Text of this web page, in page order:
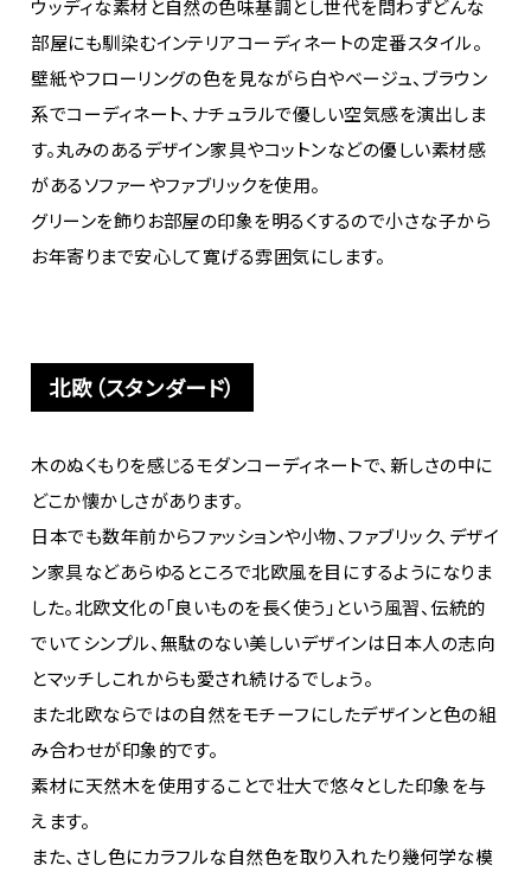
ウッディな素材と自然の色味基調とし世代を問わずどんな
部屋にも馴染むインテリアコーディネートの定番スタイル。
壁紙やフローリングの色を見ながら白やベージュ、ブラウン
系でコーディネート、ナチュラルで優しい空気感を演出しま
す。丸みのあるデザイン家具やコットンなどの優しい素材感
があるソファーやファブリックを使用。
グリーンを飾りお部屋の印象を明るくするので小さな子から
お年寄りまで安心して寛げる雰囲気にします。
北欧（スタンダード）
木のぬくもりを感じるモダンコーディネートで、新しさの中に
どこか懐かしさがあります。
日本でも数年前からファッションや小物、ファブリック、デザイ
ン家具などあらゆるところで北欧風を目にするようになりま
した。北欧文化の「良いものを長く使う」という風習、伝統的
でいてシンプル、無駄のない美しいデザインは日本人の志向
とマッチしこれからも愛され続けるでしょう。
また北欧ならではの自然をモチーフにしたデザインと色の組
み合わせが印象的です。
素材に天然木を使用することで壮大で悠々とした印象を与
えます。
また、さし色にカラフルな自然色を取り入れたり幾何学な模